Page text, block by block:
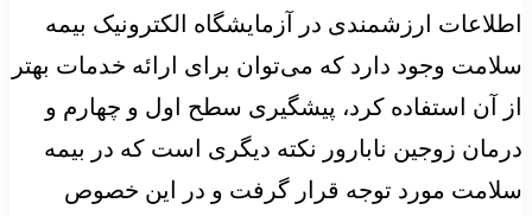
اطلاعات ارزشمندی در آزمایشگاه الکترونیک بیمه
سلامت وجود دارد که می‌توان برای ارائه خدمات بهتر
از آن استفاده کرد، پیشگیری سطح اول و چهارم و
درمان زوجین نابارور نکته دیگری است که در بیمه
سلامت مورد توجه قرار گرفت و در این خصوص